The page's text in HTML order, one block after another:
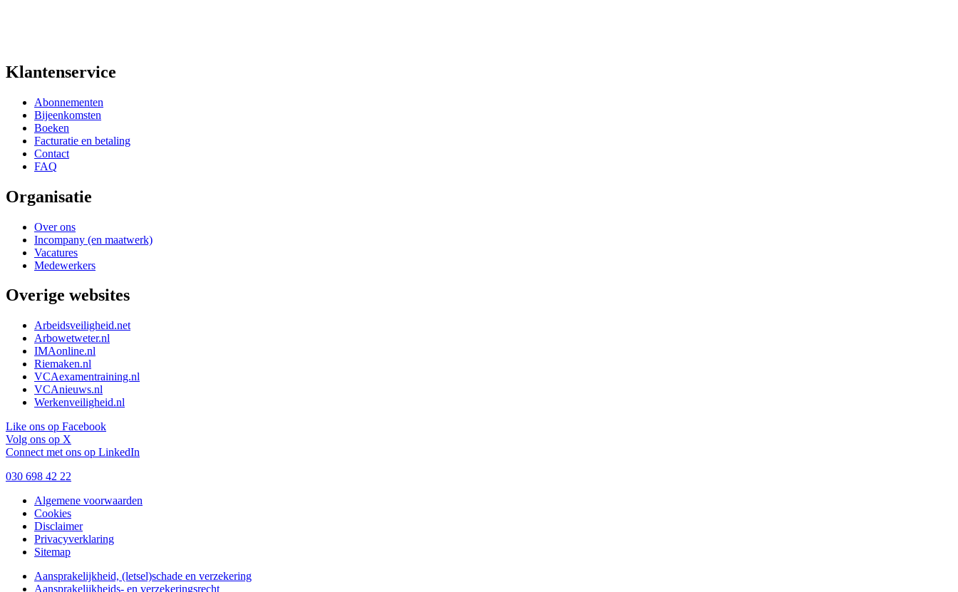
Klantenservice
Abonnementen
Bijeenkomsten
Boeken
Facturatie en betaling
Contact
FAQ
Organisatie
Over ons
Incompany (en maatwerk)
Vacatures
Medewerkers
Overige websites
Arbeidsveiligheid.net
Arbowetweter.nl
IMAonline.nl
Riemaken.nl
VCAexamentraining.nl
VCAnieuws.nl
Werkenveiligheid.nl
Like ons op Facebook
Volg ons op X
Connect met ons op LinkedIn
030 698 42 22
Copyright-
menu
Algemene voorwaarden
Cookies
Disclaimer
Privacyverklaring
Sitemap
Aansprakelijkheid, (letsel)schade en verzekering
Aansprakelijkheids- en verzekeringsrecht